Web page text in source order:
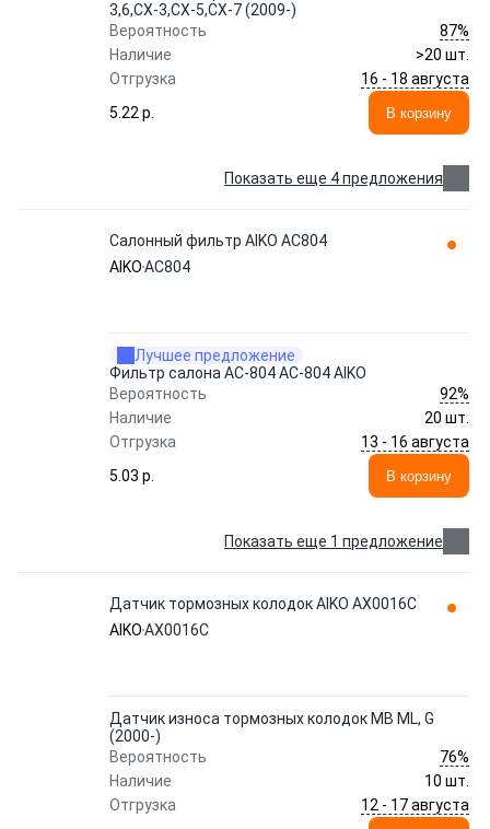
3,6,CX-3,CX-5,CX-7 (2009-)
Вероятность
87%
Наличие
>20 шт.
Отгрузка
16 - 18 августа
5.22 p.
В корзину
Показать еще 4 предложения
Салонный фильтр AIKO AC804
AIKOAC804
Лучшее предложение
Фильтр салона AC-804 AC-804 AIKO
Вероятность
92%
Наличие
20 шт.
Отгрузка
13 - 16 августа
5.03 p.
В корзину
Показать еще 1 предложение
Датчик тормозных колодок AIKO AX0016C
AIKOAX0016C
Датчик износа тормозных колодок MB ML, G
(2000-)
Вероятность
76%
Наличие
10 шт.
Отгрузка
12 - 17 августа